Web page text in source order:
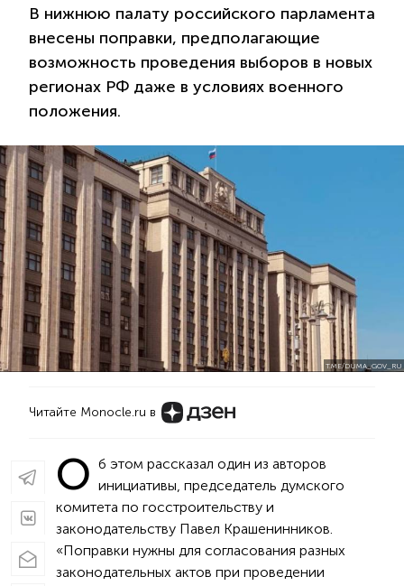
В нижнюю палату российского парламента
внесены поправки, предполагающие
возможность проведения выборов в новых
регионах РФ даже в условиях военного
положения.
T.ME/DUMA_GOV_RU
Читайте Monocle.ru в
О б этом рассказал один из авторов
инициативы, председатель думского
комитета по госстроительству и
законодательству Павел Крашенинников.
«Поправки нужны для согласования разных
законодательных актов при проведении